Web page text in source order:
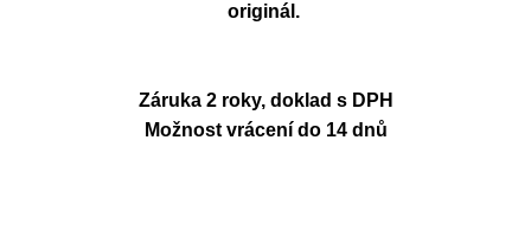
originál.
Záruka 2 roky, doklad s DPH
Možnost vrácení do 14 dnů